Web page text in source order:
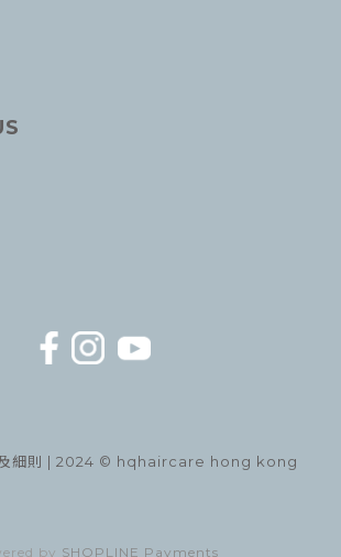
細則 | 2024 © hqhaircare hong kong
by SHOPLINE Payments